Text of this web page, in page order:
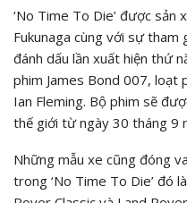
‘No Time To Die’ được sản
Fukunaga cùng với sự tham
đánh dấu lần xuất hiện thứ
phim James Bond 007, loạt
Ian Fleming. Bộ phim sẽ
thế giới từ ngày 30 tháng 9
Những mẫu xe cũng đóng
trong ‘No Time To Die’ đó